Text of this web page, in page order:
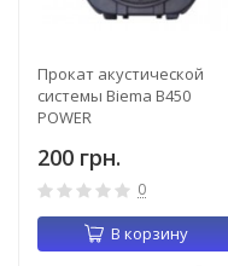
Прокат акустической
системы Biema B450
POWER
200 грн.
0
В корзину